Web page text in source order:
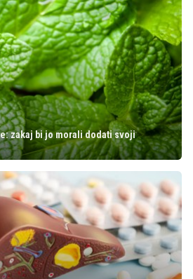
zakaj bi jo morali dodati svoji